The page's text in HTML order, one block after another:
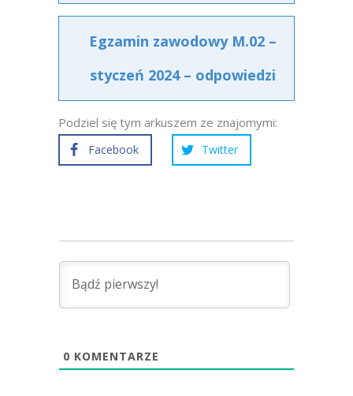
Egzamin zawodowy M.02 –
styczeń 2024 – odpowiedzi
Podziel się tym arkuszem ze znajomymi:
Facebook Twitter
0 KOMENTARZE